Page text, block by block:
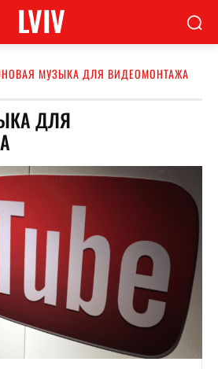
LVIV
МУЗЫКА ДЛЯ ВИДЕОМОНТАЖА
ДЛЯ